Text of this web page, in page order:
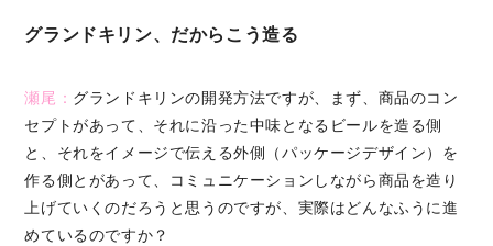
グランドキリン、だからこう造る
瀬尾： グランドキリンの開発方法ですが、まず、商品のコン
セプトがあって、それに沿った中味となるビールを造る側
と、それをイメージで伝える外側（パッケージデザイン）を
作る側とがあって、コミュニケーションしながら商品を造り
上げていくのだろうと思うのですが、実際はどんなふうに進
めているのですか？